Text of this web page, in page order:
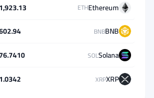
كبداية
تراجع
الارتفاع.
Ethereum
ETH
BNB
BNB
Solana
SOL
XRP
XRP